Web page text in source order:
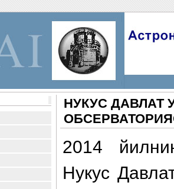
НУКУС ДАВЛАТ
2014
Нукус